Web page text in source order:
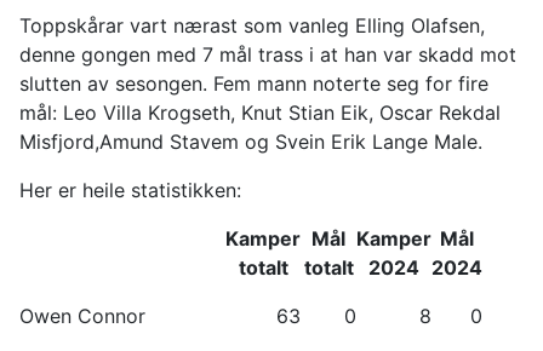
Toppskårar vart nærast som vanleg Elling Olafsen,
denne gongen med 7 mål trass i at han var skadd mot
slutten av sesongen. Fem mann noterte seg for fire
mål: Leo Villa Krogseth, Knut Stian Eik, Oscar Rekdal
Misfjord,Amund Stavem og Svein Erik Lange Male.
Her er heile statistikken:
Kamper
totalt
Mål
totalt
Kamper
2024
Mål
2024
Owen Connor
63 0 8
0